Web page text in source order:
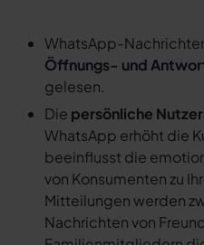
WhatsApp-
Öffnungs- und
gelesen.
Die persönliche
WhatsApp erhöht die
beeinflusst die
von Konsumenten zu
Mitteilungen werden
Nachrichten von